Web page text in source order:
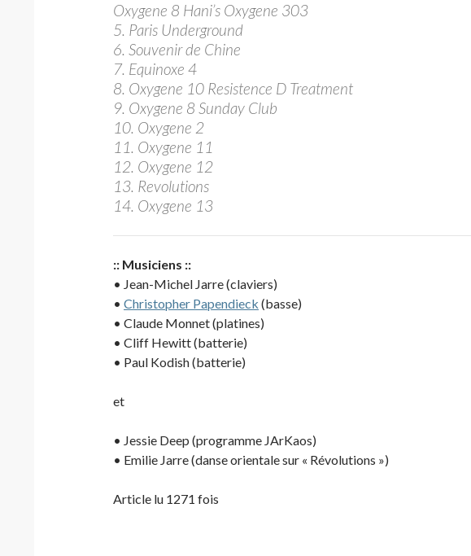
Oxygene 8 Hani’s Oxygene 303
5. Paris Underground
6. Souvenir de Chine
7. Equinoxe 4
8. Oxygene 10 Resistence D Treatment
9. Oxygene 8 Sunday Club
10. Oxygene 2
11. Oxygene 11
12. Oxygene 12
13. Revolutions
14. Oxygene 13
:: Musiciens ::
• Jean-Michel Jarre (claviers)
• Christopher Papendieck (basse)
• Claude Monnet (platines)
• Cliff Hewitt (batterie)
• Paul Kodish (batterie)
et
• Jessie Deep (programme JArKaos)
• Emilie Jarre (danse orientale sur « Révolutions »)
Article lu 1271 fois